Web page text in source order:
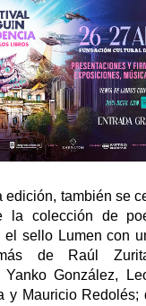
edición, también se
la colección de
el sello Lumen con
de Raúl
Yanko González,
y Mauricio Redolés;